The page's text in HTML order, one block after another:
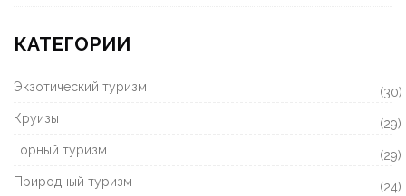
КАТЕГОРИИ
Экзотический туризм
(30)
Круизы
(29)
Горный туризм
(29)
Природный туризм
(24)